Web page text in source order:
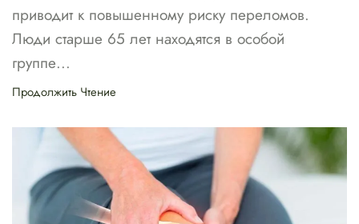
приводит к повышенному риску переломов.
Люди старше 65 лет находятся в особой
группе...
Продолжить Чтение